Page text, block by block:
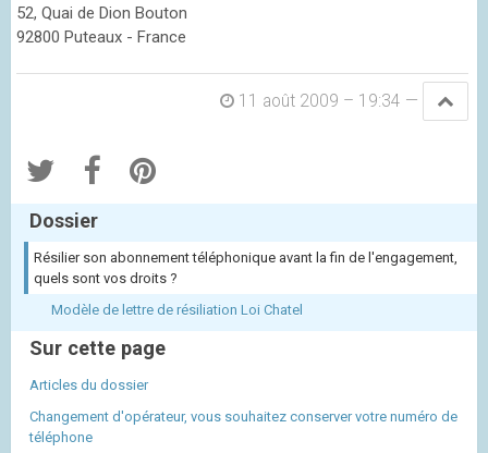
52, Quai de Dion Bouton
92800 Puteaux - France
11 août 2009 – 19:34 —
Dossier
Résilier son abonnement téléphonique avant la fin de l'engagement,
quels sont vos droits ?
Modèle de lettre de résiliation Loi Chatel
Sur cette page
Articles du dossier
Changement d'opérateur, vous souhaitez conserver votre numéro de
téléphone